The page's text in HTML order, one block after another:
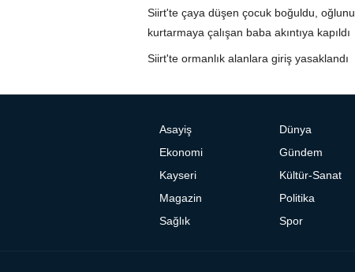
Siirt'te çaya düşen çocuk boğuldu, oğlunu
kurtarmaya çalışan baba akıntıya kapıldı
Siirt'te ormanlık alanlara giriş yasaklandı
Asayiş
Dünya
Ekonomi
Gündem
Kayseri
Kültür-Sanat
Magazin
Politika
Sağlık
Spor